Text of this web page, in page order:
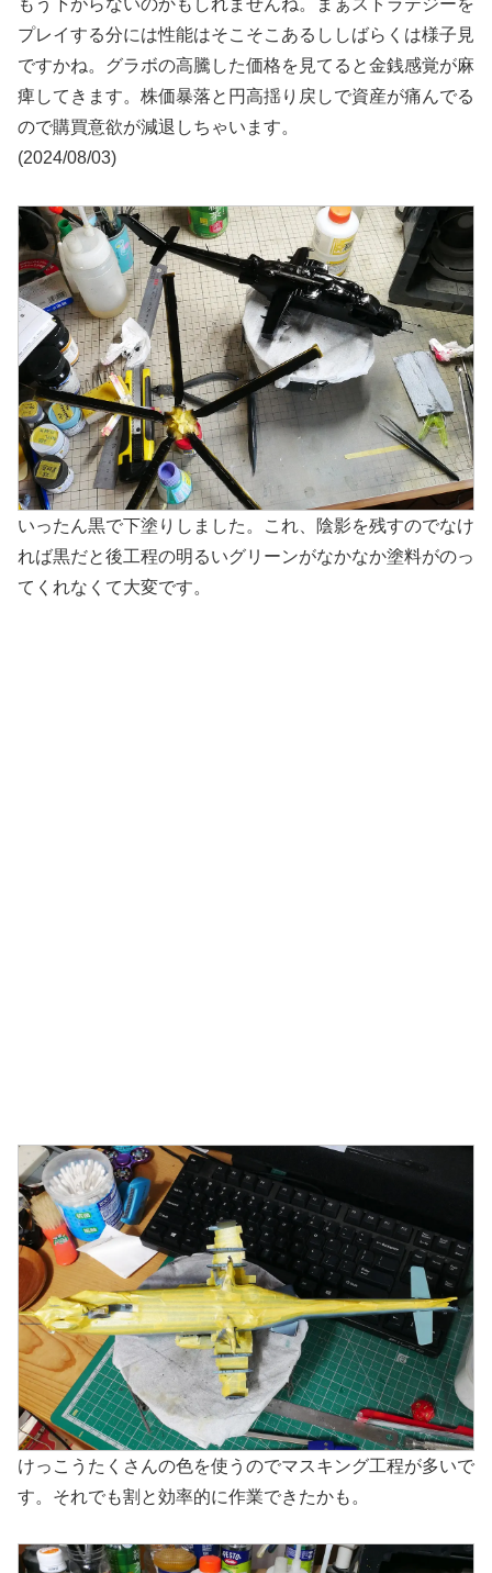
プレイする分には性能はそこそこあるししばらくは様子見
ですかね。グラボの高騰した価格を見てると金銭感覚が麻
痺してきます。株価暴落と円高揺り戻しで資産が痛んでる
ので購買意欲が減退しちゃいます。
(2024/08/03)
いったん黒で下塗りしました。これ、陰影を残すのでなけ
れば黒だと後工程の明るいグリーンがなかなか塗料がのっ
てくれなくて大変です。
けっこうたくさんの色を使うのでマスキング工程が多いで
す。それでも割と効率的に作業できたかも。